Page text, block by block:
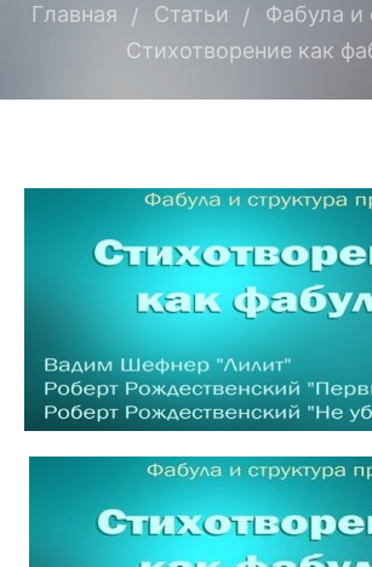
Главная Статьи
Фабула и
Стихотворение как